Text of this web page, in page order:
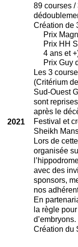
2021
89 courses /
Création de
Prix
Prix HH
4 ans et
Prix Guy
Les 3
(Critérium
Sud-Ouest
sont
après le
Festival et
Sheikh
Lors de
organisée
avec des
sponsors,
nos
En
la règle
d’embryons.
Création du